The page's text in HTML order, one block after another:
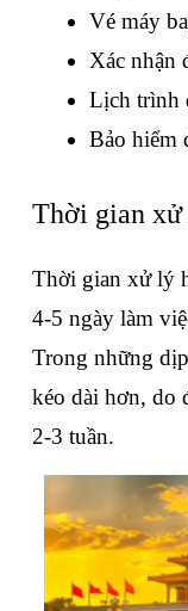
Vé máy
Xác nhận
Lịch trình
Bảo hiểm
Thời gian
Thời gian xử lý
4-5 ngày làm
Trong những
kéo dài hơn, do
2-3 tuần.